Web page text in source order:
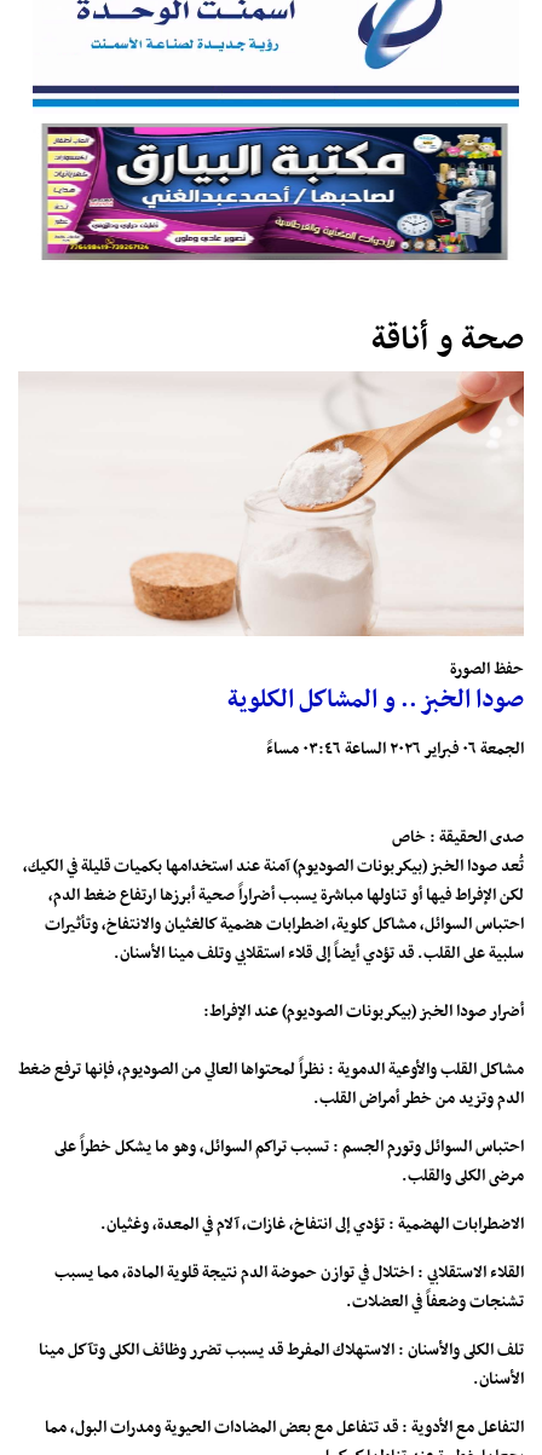
صحة و أناقة
حفظ الصورة
صودا الخبز .. و المشاكل الكلوية
الجمعة ٠٦ فبراير ٢٠٢٦ الساعة ٠٣:٤٦ مساءً
صدى الحقيقة : خاص
تُعد صودا الخبز (بيكربونات الصوديوم) آمنة عند استخدامها بكميات قليلة في الكيك،
لكن الإفراط فيها أو تناولها مباشرة يسبب أضراراً صحية أبرزها ارتفاع ضغط الدم،
احتباس السوائل، مشاكل كلوية، اضطرابات هضمية كالغثيان والانتفاخ، وتأثيرات
سلبية على القلب. قد تؤدي أيضاً إلى قلاء استقلابي وتلف مينا الأسنان.
أضرار صودا الخبز (بيكربونات الصوديوم) عند الإفراط:
مشاكل القلب والأوعية الدموية : نظراً لمحتواها العالي من الصوديوم، فإنها ترفع ضغط
الدم وتزيد من خطر أمراض القلب.
احتباس السوائل وتورم الجسم : تسبب تراكم السوائل، وهو ما يشكل خطراً على
مرضى الكلى والقلب.
الاضطرابات الهضمية : تؤدي إلى انتفاخ، غازات، آلام في المعدة، وغثيان.
القلاء الاستقلابي : اختلال في توازن حموضة الدم نتيجة قلوية المادة، مما يسبب
تشنجات وضعفاً في العضلات.
تلف الكلى والأسنان : الاستهلاك المفرط قد يسبب تضرر وظائف الكلى وتآكل مينا
الأسنان.
التفاعل مع الأدوية : قد تتفاعل مع بعض المضادات الحيوية ومدرات البول، مما